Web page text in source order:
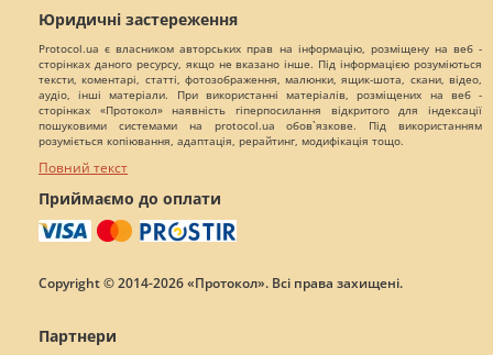
Юридичні застереження
Protocol.ua є власником авторських прав на інформацію, розміщену на веб -
сторінках даного ресурсу, якщо не вказано інше. Під інформацією розуміються
тексти, коментарі, статті, фотозображення, малюнки, ящик-шота, скани, відео,
аудіо, інші матеріали. При використанні матеріалів, розміщених на веб -
сторінках «Протокол» наявність гіперпосилання відкритого для індексації
пошуковими системами на protocol.ua обов`язкове. Під використанням
розуміється копіювання, адаптація, рерайтинг, модифікація тощо.
Повний текст
Приймаємо до оплати
Copyright © 2014-2026 «Протокол». Всі права захищені.
Партнери